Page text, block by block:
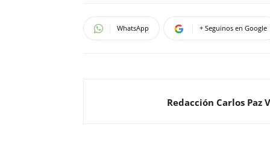
WhatsApp + Seguinos en Google
Redacción Carlos Paz